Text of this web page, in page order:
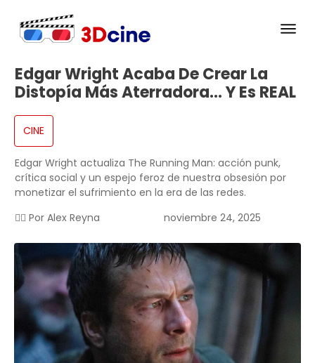
Edgar Wright Acaba De Crear La
Distopía Más Aterradora… Y Es REAL
CINE
Edgar Wright actualiza The Running Man: acción punk,
crítica social y un espejo feroz de nuestra obsesión por
monetizar el sufrimiento en la era de las redes.
✍🏻 Por Alex Reyna noviembre 24, 2025